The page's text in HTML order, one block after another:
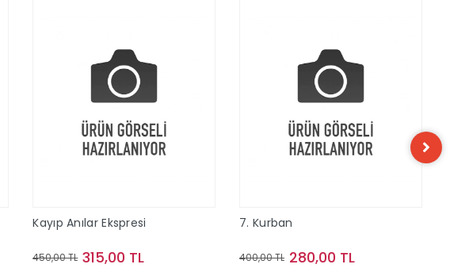
Kayıp Anılar Ekspresi
450,00 TL 315,00 TL
7. Kurban
400,00 TL 280,00 TL